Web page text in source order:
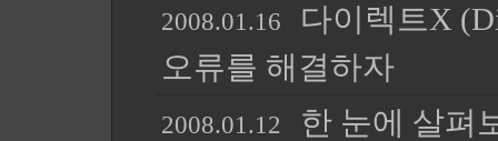
2008.01.16
다이렉트X
오류를 해결하자
2008.01.12 한 눈에 살펴